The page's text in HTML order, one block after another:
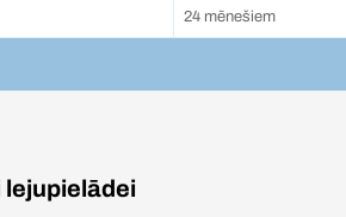
24 mēnešiem
lejupielādei